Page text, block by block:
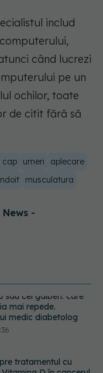
includ
când lucrezi
pe un
ochilor, toate
de citit fără să
cap umeri
aplecare
musculatura
-
tratamentul cu
Vitamina D în cancerul